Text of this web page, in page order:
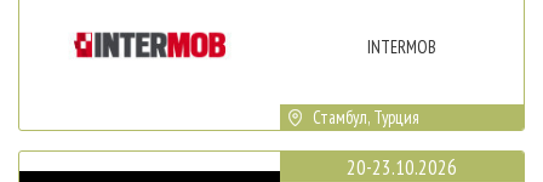
INTERMOB
Стамбул, Турция
20-23.10.2026